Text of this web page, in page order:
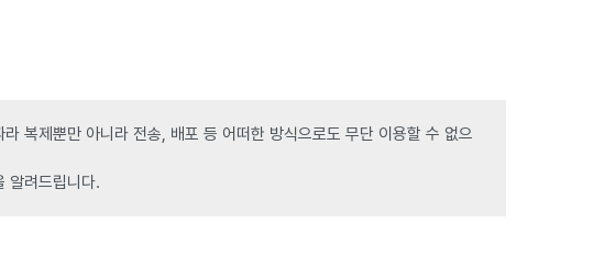
복제뿐만 아니라 전송, 배포 등 어떠한 방식으로도 무단 이용할 수 없으
알려드립니다.